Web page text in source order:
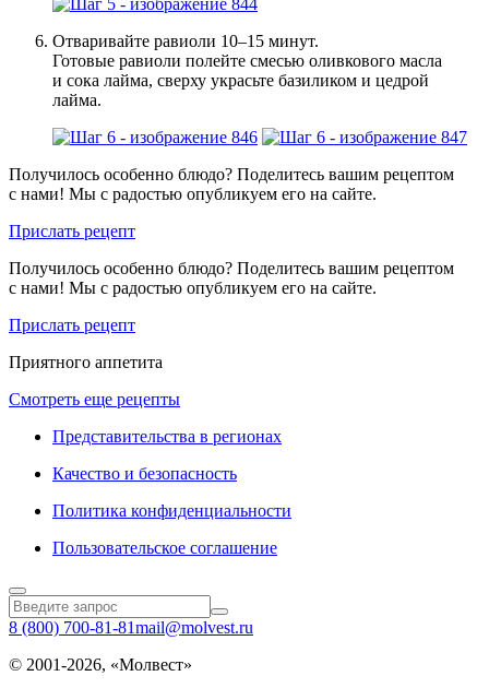
Отваривайте равиоли 10–15 минут.
Готовые равиоли полейте смесью оливкового масла
и сока лайма, сверху украсьте базиликом и цедрой
лайма.
Получилось особенно блюдо? Поделитесь вашим рецептом
с нами! Мы с радостью опубликуем его на сайте.
Прислать рецепт
Получилось особенно блюдо? Поделитесь вашим рецептом
с нами! Мы с радостью опубликуем его на сайте.
Прислать рецепт
Приятного аппетита
Смотреть еще рецепты
Представительства в регионах
Качество и безопасность
Политика конфиденциальности
Пользовательское соглашение
8 (800) 700-81-81mail@molvest.ru
© 2001-2026, «Молвест»